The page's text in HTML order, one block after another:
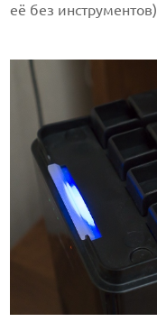
её без инструментов).